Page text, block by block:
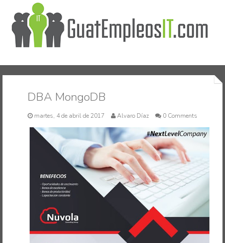
Inicio
DBA MongoDB
martes, 4 de abril de 2017 Alvaro Díaz 0 Comments